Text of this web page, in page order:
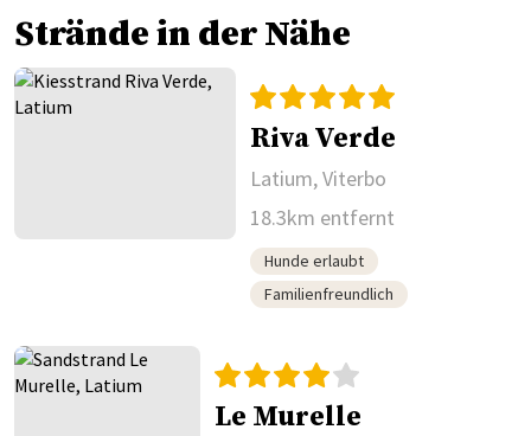
Strände in der Nähe
Riva Verde
Latium, Viterbo
18.3km entfernt
Hunde erlaubt
Familienfreundlich
Le Murelle